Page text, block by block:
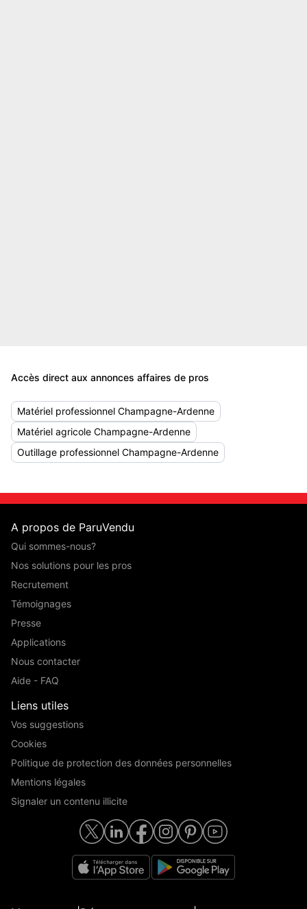
Accès direct aux annonces affaires de pros
Matériel professionnel Champagne-Ardenne
Matériel agricole Champagne-Ardenne
Outillage professionnel Champagne-Ardenne
A propos de ParuVendu
Qui sommes-nous?
Nos solutions pour les pros
Recrutement
Témoignages
Presse
Applications
Nous contacter
Aide - FAQ
Liens utiles
Vos suggestions
Cookies
Politique de protection des données personnelles
Mentions légales
Signaler un contenu illicite